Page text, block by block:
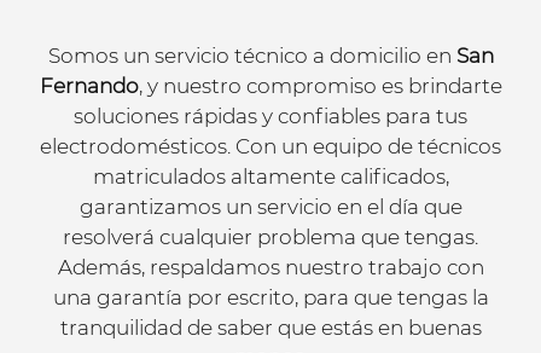
Somos un servicio técnico a domicilio en San
Fernando, y nuestro compromiso es brindarte
soluciones rápidas y confiables para tus
electrodomésticos. Con un equipo de técnicos
matriculados altamente calificados,
garantizamos un servicio en el día que
resolverá cualquier problema que tengas.
Además, respaldamos nuestro trabajo con
una garantía por escrito, para que tengas la
tranquilidad de saber que estás en buenas